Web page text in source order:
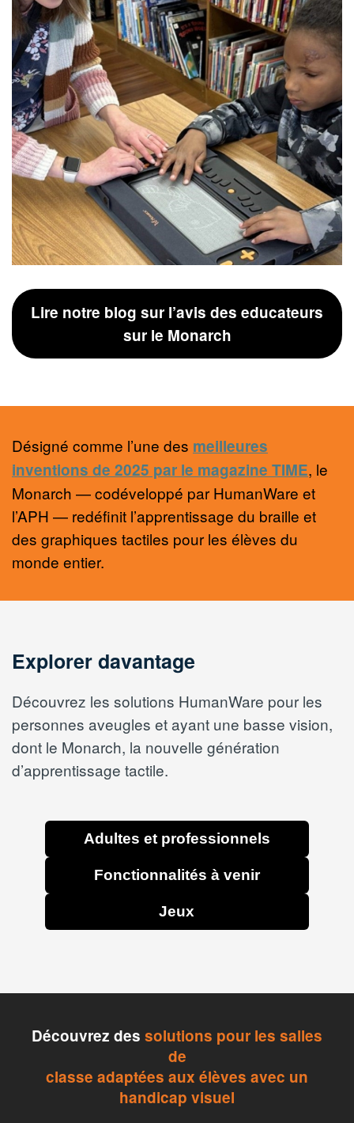
Lire notre blog sur l’avis des educateurs
sur le Monarch
Désigné comme l’une des meilleures
inventions de 2025 par le magazine TIME, le
Monarch — codéveloppé par HumanWare et
l’APH — redéfinit l’apprentissage du braille et
des graphiques tactiles pour les élèves du
monde entier.
Explorer davantage
Découvrez les solutions HumanWare pour les
personnes aveugles et ayant une basse vision,
dont le Monarch, la nouvelle génération
d’apprentissage tactile.
Adultes et professionnels
Fonctionnalités à venir
Jeux
Découvrez des solutions pour les salles
de
classe adaptées aux élèves avec un
handicap visuel